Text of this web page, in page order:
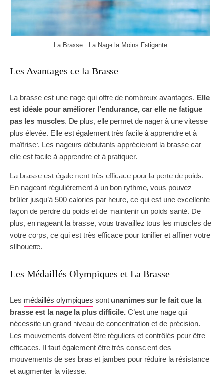
La Brasse : La Nage la Moins Fatigante
Les Avantages de la Brasse
La brasse est une nage qui offre de nombreux avantages. Elle
est idéale pour améliorer l’endurance, car elle ne fatigue
pas les muscles. De plus, elle permet de nager à une vitesse
plus élevée. Elle est également très facile à apprendre et à
maîtriser. Les nageurs débutants apprécieront la brasse car
elle est facile à apprendre et à pratiquer.
La brasse est également très efficace pour la perte de poids.
En nageant régulièrement à un bon rythme, vous pouvez
brûler jusqu’à 500 calories par heure, ce qui est une excellente
façon de perdre du poids et de maintenir un poids santé. De
plus, en nageant la brasse, vous travaillez tous les muscles de
votre corps, ce qui est très efficace pour tonifier et affiner votre
silhouette.
Les Médaillés Olympiques et La Brasse
Les médaillés olympiques sont unanimes sur le fait que la
brasse est la nage la plus difficile. C’est une nage qui
nécessite un grand niveau de concentration et de précision.
Les mouvements doivent être réguliers et contrôlés pour être
efficaces. Il faut également être très conscient des
mouvements de ses bras et jambes pour réduire la résistance
et augmenter la vitesse.